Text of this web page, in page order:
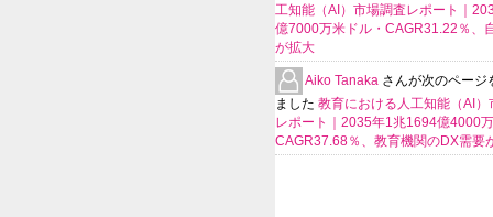
工知能（AI）市場調査レポート｜
億7000万米ドル・CAGR31.22％、
が拡大
Aiko Tanaka さんが次のページ
ました 教育における人工知能（AI）
レポート｜2035年1兆1694億4000
CAGR37.68％、教育機関のDX需要